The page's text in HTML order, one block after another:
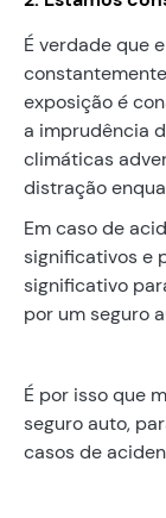
É verdade que
exposição é
a imprudência
climáticas
distração
Em caso de
significativos e
significativo
por um seguro
É por isso que
seguro auto,
casos de